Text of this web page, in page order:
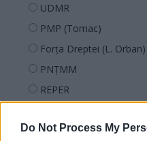
Do Not Process My
UDMR
PMP (Tomac)
Forța Dreptei (L. Orban)
PNȚMM
REPER
SOS (Șoșoacă)